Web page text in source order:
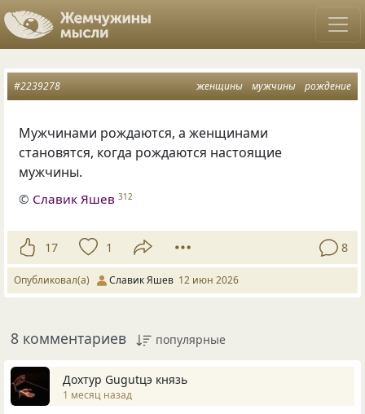
женщины мужчины рождение
#2239278
Мужчинами рождаются, а женщинами
становятся, когда рождаются настоящие
мужчины.
© Славик Яшев 312
17 1 8
Опубликовал(а) Славик Яшев 12 июн 2026
8 комментариев популярные
Дохтур Gugutцэ князь
1 месяц назад